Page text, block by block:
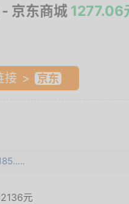
- 京东商城 1277.06
接 >
2136元